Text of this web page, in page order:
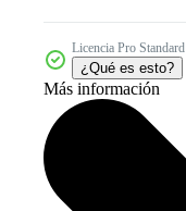
Licencia Pro Standard
¿Qué es esto?
Más información